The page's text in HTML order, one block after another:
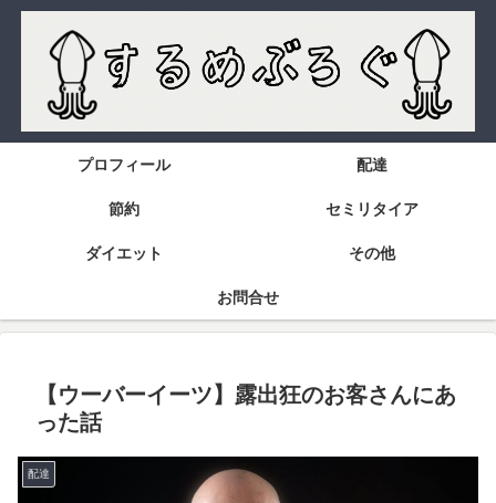
プロフィール 配達
節約 セミリタイア
ダイエット その他
お問合せ
【ウーバーイーツ】露出狂のお客さんにあ
った話
配達